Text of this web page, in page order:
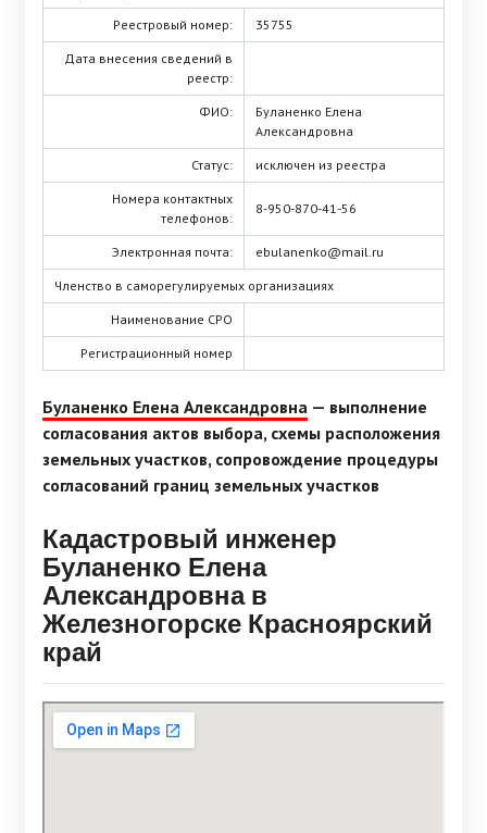
Реестровый номер: 35755
Дата внесения сведений в
реестр:
ФИО:
Буланенко Елена
Александровна
Статус: исключен из реестра
Номера контактных
телефонов:
8-950-870-41-56
Электронная почта: ebulanenko@mail.ru
Членство в саморегулируемых организациях
Наименование СРО
Регистрационный номер
Буланенко Елена Александровна — выполнение
согласования актов выбора, схемы расположения
земельных участков, сопровождение процедуры
согласований границ земельных участков
Кадастровый инженер
Буланенко Елена
Александровна в
Железногорске Красноярский
край